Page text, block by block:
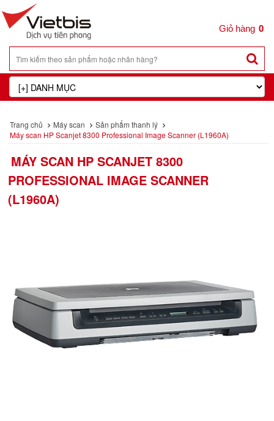
0
Trang chủ Máy scan
Sản phẩm thanh lý
Máy scan HP Scanjet 8300 Professional Image Scanner (L1960A)
MÁY SCAN HP SCANJET 8300
PROFESSIONAL IMAGE SCANNER
(L1960A)